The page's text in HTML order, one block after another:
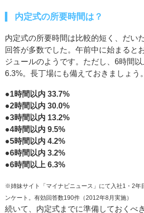
内定式の所要時間は？
内定式の所要時間は比較的短く、だい
回答が多数でした。午前中に始まると
ジュールのようです。ただし、6時間
6.3%。長丁場にも備えておきましょう。
●1時間以内 33.7%
●2時間以内 30.0%
●3時間以内 13.2%
●4時間以内 9.5%
●5時間以内 4.2%
●6時間以内 3.2%
●6時間以上 6.3%
※姉妹サイト「マイナビニュース」にて入社1・2年
ンケート。有効回答数190件（2012年8月実施）
続いて、内定式までに準備しておくべ